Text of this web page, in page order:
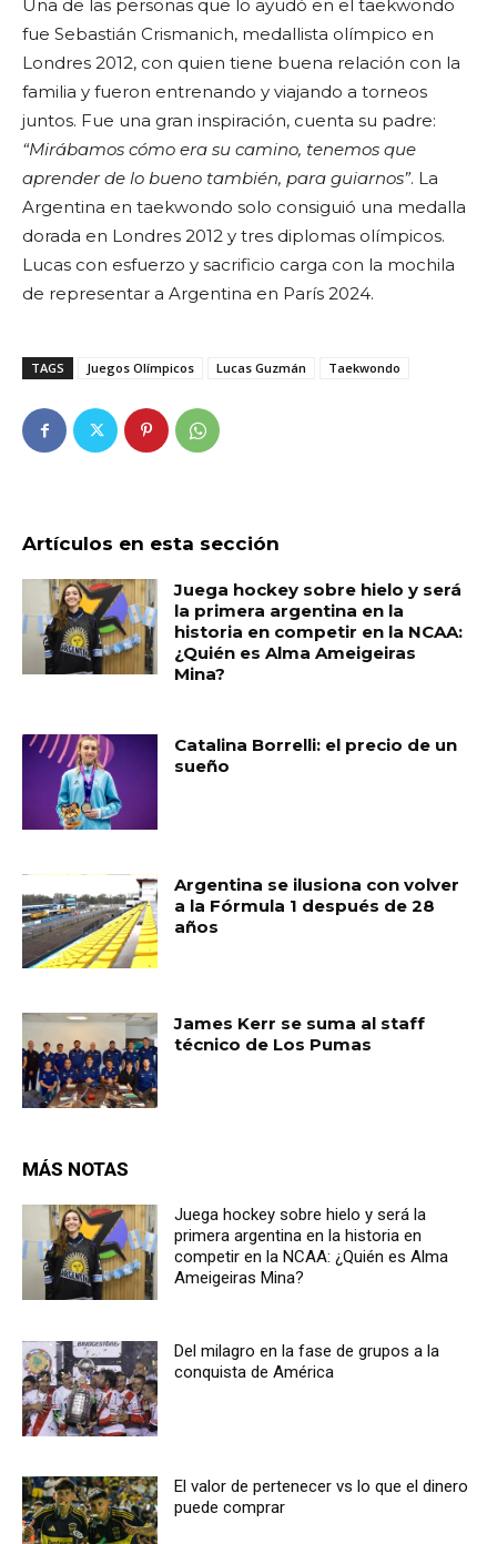
Una de las personas que lo ayudó en el taekwondo
fue Sebastián Crismanich, medallista olímpico en
Londres 2012, con quien tiene buena relación con la
familia y fueron entrenando y viajando a torneos
juntos. Fue una gran inspiración, cuenta su padre:
“Mirábamos cómo era su camino, tenemos que
aprender de lo bueno también, para guiarnos”. La
Argentina en taekwondo solo consiguió una medalla
dorada en Londres 2012 y tres diplomas olímpicos.
Lucas con esfuerzo y sacrificio carga con la mochila
de representar a Argentina en París 2024.
TAGS Juegos Olímpicos Lucas Guzmán Taekwondo
Artículos en esta sección
Juega hockey sobre hielo y será
la primera argentina en la
historia en competir en la NCAA:
¿Quién es Alma Ameigeiras
Mina?
Catalina Borrelli: el precio de un
sueño
Argentina se ilusiona con volver
a la Fórmula 1 después de 28
años
James Kerr se suma al staff
técnico de Los Pumas
MÁS NOTAS
Juega hockey sobre hielo y será la
primera argentina en la historia en
competir en la NCAA: ¿Quién es Alma
Ameigeiras Mina?
Del milagro en la fase de grupos a la
conquista de América
El valor de pertenecer vs lo que el dinero
puede comprar